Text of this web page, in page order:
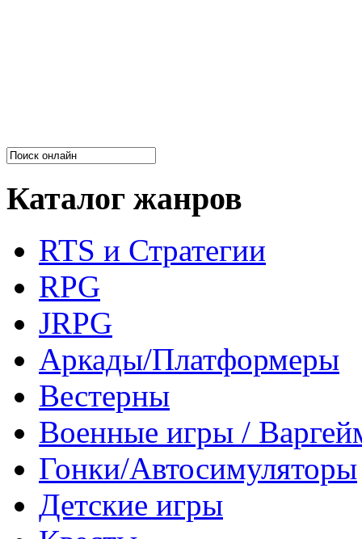
Каталог жанров
RTS и Стратегии
RPG
JRPG
Аркады/Платформеры
Вестерны
Военные игры /
Гонки/Автосимуляторы
Детские игры